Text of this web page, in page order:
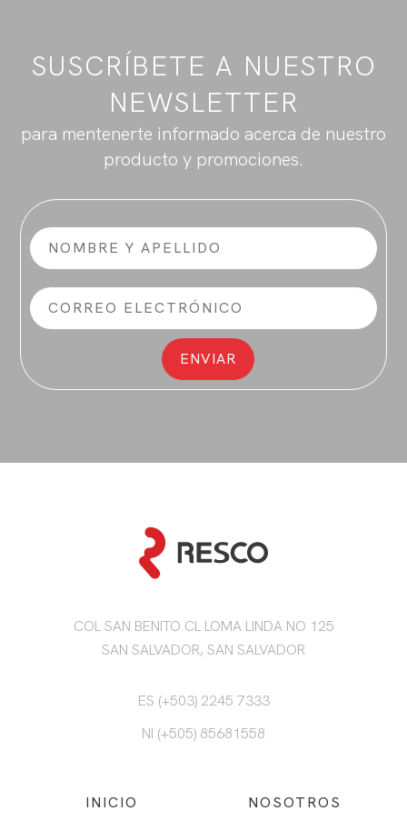
SUSCRÍBETE A NUESTRO
NEWSLETTER
para mentenerte informado acerca de nuestro
producto y promociones.
COL SAN BENITO CL LOMA LINDA NO 125
SAN SALVADOR, SAN SALVADOR
ES (+503) 2245 7333
NI (+505) 85681558
INICIO
NOSOTROS